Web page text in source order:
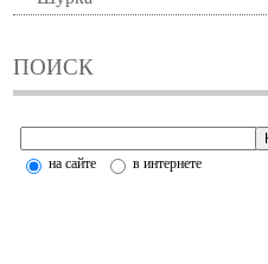
ПОИСК
на сайте в интернете